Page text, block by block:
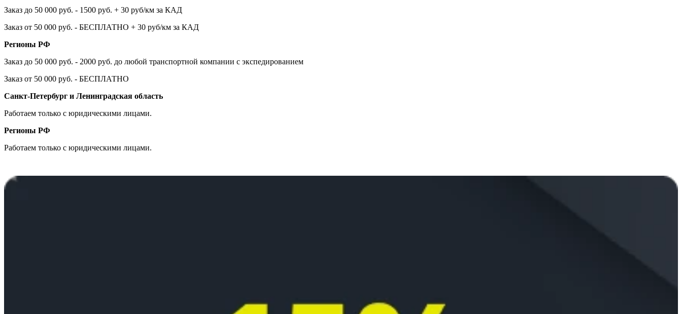
Заказ до 50 000 руб. - 1500 руб. + 30 руб/км за КАД
Заказ от 50 000 руб. - БЕСПЛАТНО + 30 руб/км за КАД
Регионы РФ
Заказ до 50 000 руб. - 2000 руб. до любой транспортной компании с экспедированием
Заказ от 50 000 руб. - БЕСПЛАТНО
Санкт-Петербург и Ленинградская область
Работаем только с юридическими лицами.
Регионы РФ
Работаем только с юридическими лицами.